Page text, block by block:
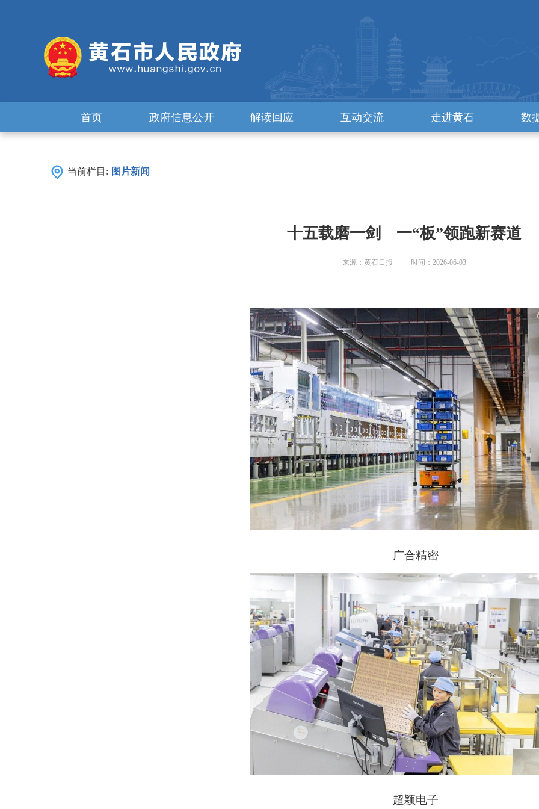
首页 政府信息公开 解读回应 互动交流 走进黄石 数
当前栏目: 图片新闻
十五载磨一剑 一“板”领跑新赛道
来源：黄石日报 时间：2026-06-03
广合精密
超颖电子